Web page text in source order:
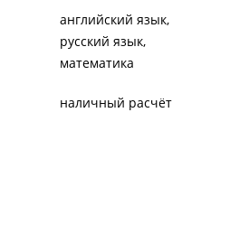
английский язык
русский язык
математика
наличный расчёт